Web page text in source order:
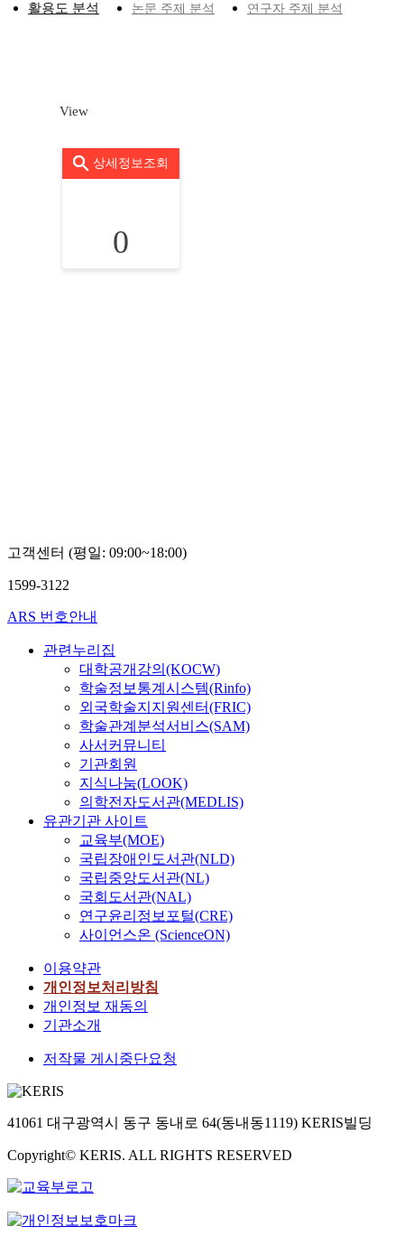
활용도 분석 논문 주제 분석 연구자 주제 분석
View
상세정보조회
0
고객센터 (평일: 09:00~18:00)
1599-3122
ARS 번호안내
관련누리집
대학공개강의(KOCW)
학술정보통계시스템(Rinfo)
외국학술지지원센터(FRIC)
학술관계분석서비스(SAM)
사서커뮤니티
기관회원
지식나눔(LOOK)
의학전자도서관(MEDLIS)
유관기관 사이트
교육부(MOE)
국립장애인도서관(NLD)
국립중앙도서관(NL)
국회도서관(NAL)
연구윤리정보포털(CRE)
사이언스온 (ScienceON)
이용약관
개인정보처리방침
개인정보 재동의
기관소개
저작물 게시중단요청
41061 대구광역시 동구 동내로 64(동내동1119) KERIS빌딩
Copyright© KERIS. ALL RIGHTS RESERVED